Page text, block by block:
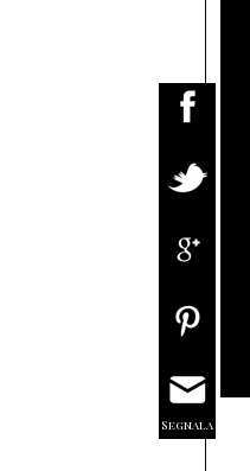
Segnala